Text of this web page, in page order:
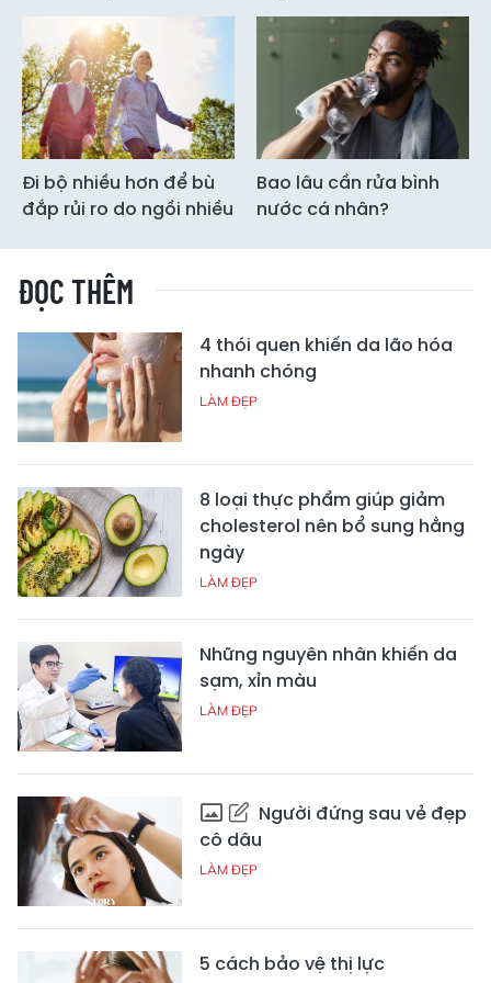
Đi bộ nhiều hơn để bù
đắp rủi ro do ngồi nhiều
Bao lâu cần rửa bình
nước cá nhân?
ĐỌC THÊM
4 thói quen khiến da lão hóa
nhanh chóng
LÀM ĐẸP
8 loại thực phẩm giúp giảm
cholesterol nên bổ sung hằng
ngày
LÀM ĐẸP
Những nguyên nhân khiến da
sạm, xỉn màu
LÀM ĐẸP
Người đứng sau vẻ đẹp
cô dâu
LÀM ĐẸP
5 cách bảo vệ thị lực